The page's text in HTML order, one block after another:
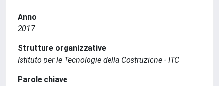
Anno
2017
Strutture organizzative
Istituto per le Tecnologie della Costruzione - ITC
Parole chiave